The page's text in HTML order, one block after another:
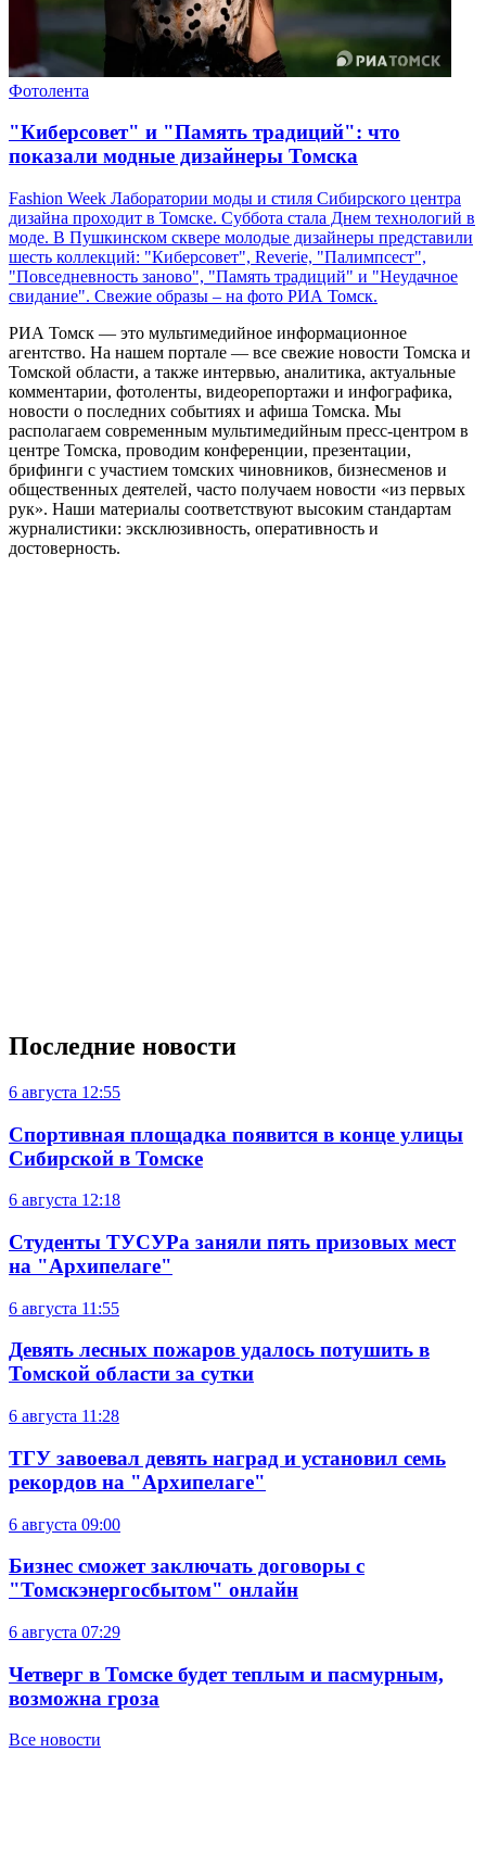
Фотолента
"Киберсовет" и "Память традиций": что
показали модные дизайнеры Томска
Fashion Week Лаборатории моды и стиля Сибирского центра
дизайна проходит в Томске. Суббота стала Днем технологий в
моде. В Пушкинском сквере молодые дизайнеры представили
шесть коллекций: "Киберсовет", Reverie, "Палимпсест",
"Повседневность заново", "Память традиций" и "Неудачное
свидание". Свежие образы – на фото РИА Томск.
РИА Томск — это мультимедийное информационное
агентство. На нашем портале — все свежие новости Томска и
Томской области, а также интервью, аналитика, актуальные
комментарии, фотоленты, видеорепортажи и инфографика,
новости о последних событиях и афиша Томска. Мы
располагаем современным мультимедийным пресс-центром в
центре Томска, проводим конференции, презентации,
брифинги с участием томских чиновников, бизнесменов и
общественных деятелей, часто получаем новости «из первых
рук». Наши материалы соответствуют высоким стандартам
журналистики: эксклюзивность, оперативность и
достоверность.
Последние новости
6 августа 12:55
Спортивная площадка появится в конце улицы
Сибирской в Томске
6 августа 12:18
Студенты ТУСУРа заняли пять призовых мест
на "Архипелаге"
6 августа 11:55
Девять лесных пожаров удалось потушить в
Томской области за сутки
6 августа 11:28
ТГУ завоевал девять наград и установил семь
рекордов на "Архипелаге"
6 августа 09:00
Бизнес сможет заключать договоры с
"Томскэнергосбытом" онлайн
6 августа 07:29
Четверг в Томске будет теплым и пасмурным,
возможна гроза
Все новости